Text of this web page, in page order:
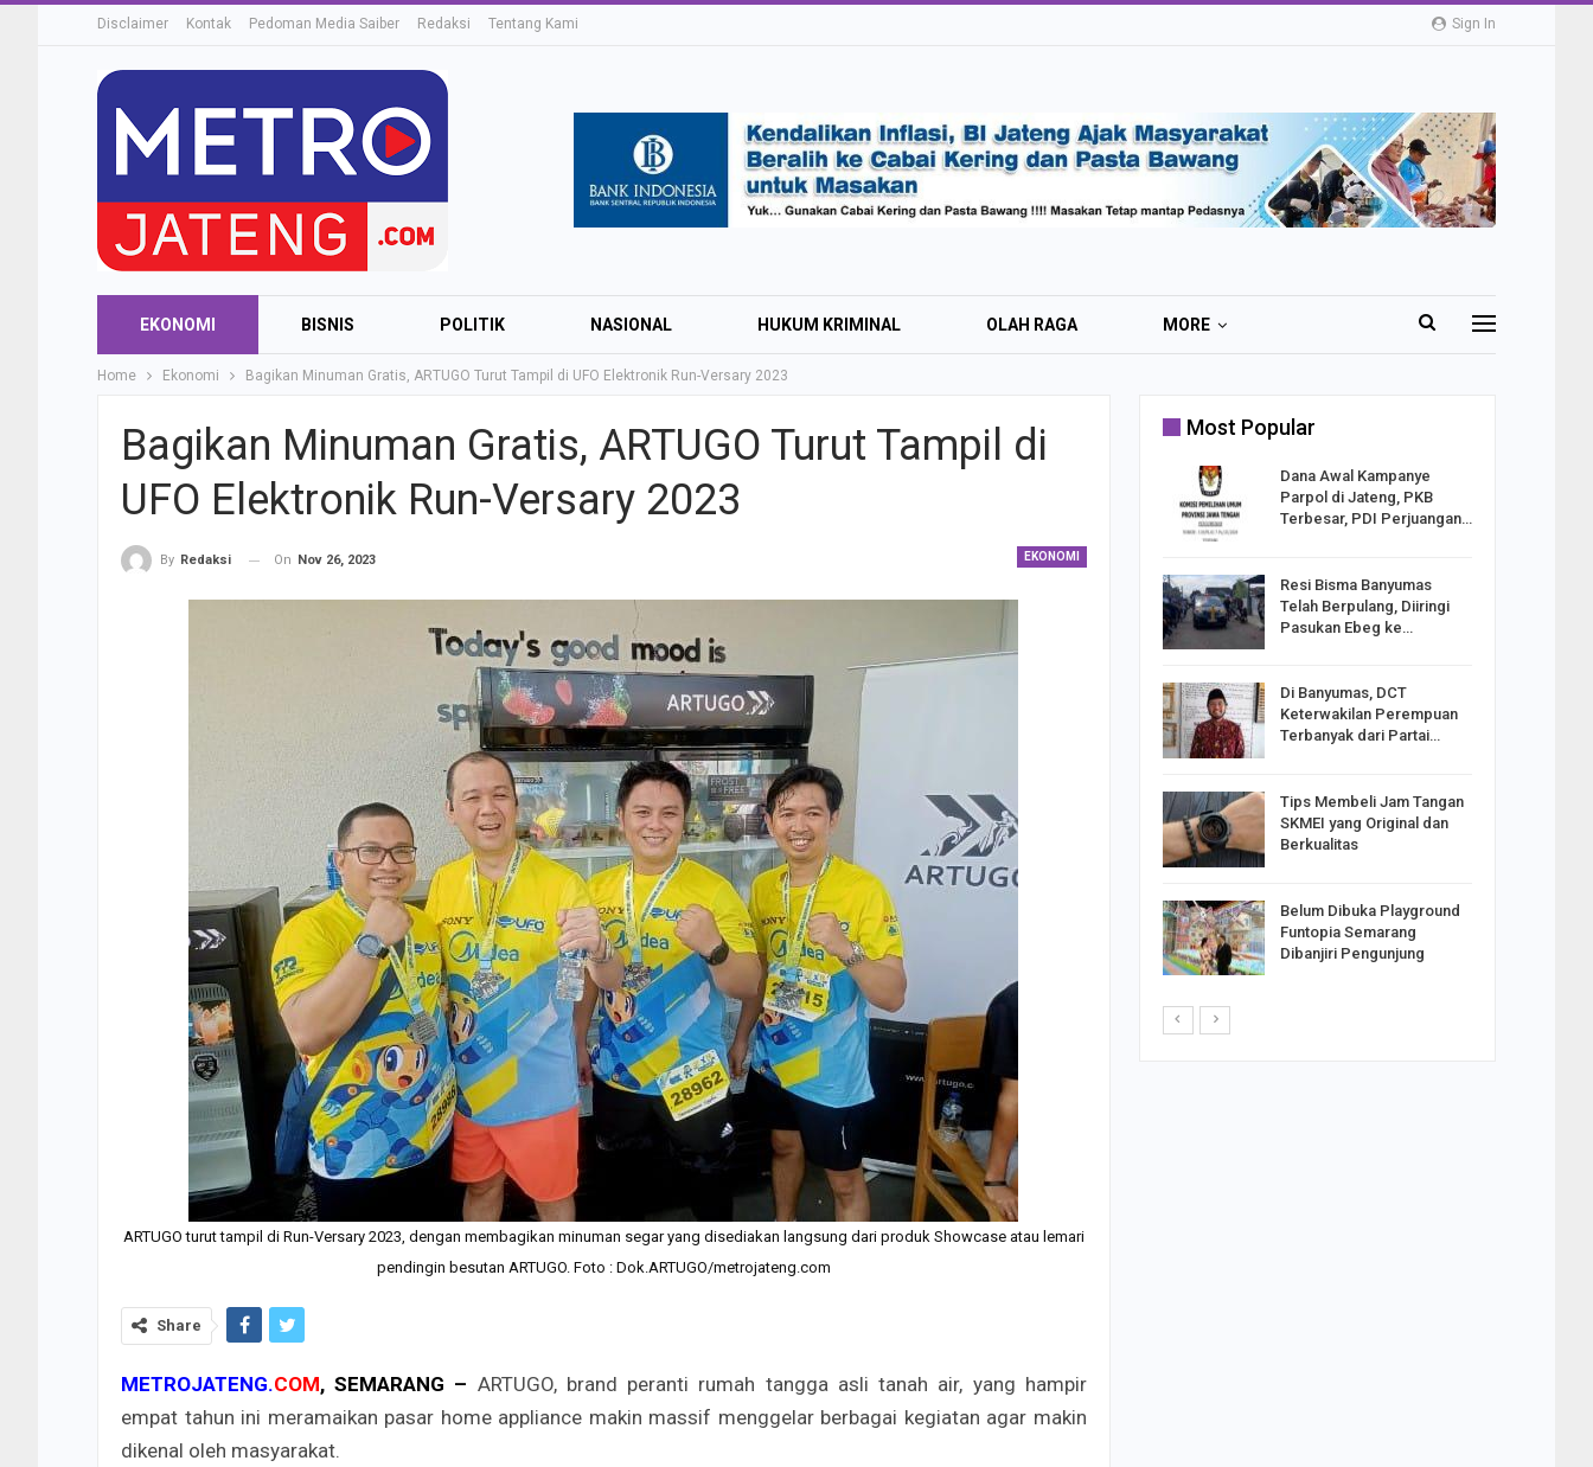
Sign In
Disclaimer Kontak Pedoman Media Saiber Redaksi Tentang Kami
EKONOMI BISNIS POLITIK NASIONAL HUKUM KRIMINAL OLAH RAGA MORE
Home Ekonomi Bagikan Minuman Gratis, ARTUGO Turut Tampil di UFO Elektronik Run-Versary 2023
Bagikan Minuman Gratis, ARTUGO Turut Tampil di
UFO Elektronik Run-Versary 2023
EKONOMI
By Redaksi On Nov 26, 2023
ARTUGO turut tampil di Run-Versary 2023, dengan membagikan minuman segar yang disediakan langsung dari produk Showcase atau lemari
pendingin besutan ARTUGO. Foto : Dok.ARTUGO/metrojateng.com
Share
METROJATENG.COM, SEMARANG – ARTUGO, brand peranti rumah tangga asli tanah air, yang hampir
empat tahun ini meramaikan pasar home appliance makin massif menggelar berbagai kegiatan agar makin
dikenal oleh masyarakat.
Most Popular
Resmikan Pasar Johar
Semarang, Jokowi Minta
Dijaga Bersama
Dana Awal Kampanye
Parpol di Jateng, PKB
Terbesar, PDI Perjuangan…
Resi Bisma Banyumas
Telah Berpulang, Diiringi
Pasukan Ebeg ke…
Di Banyumas, DCT
Keterwakilan Perempuan
Terbanyak dari Partai…
Tips Membeli Jam Tangan
SKMEI yang Original dan
Berkualitas
Belum Dibuka Playground
Funtopia Semarang
Dibanjiri Pengunjung